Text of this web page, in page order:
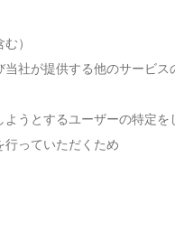
）
社が提供する他のサービ
うとするユーザーの特定を
行っていただくため